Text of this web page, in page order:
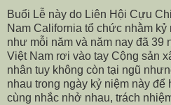
Buổi Lễ này do Liên Hội Cựu
Nam California tổ chức nhằm
như mỗi năm và năm nay đã 39
Việt Nam rơi vào tay Cộng sản
nhân tuy không còn tại ngũ
nhau trong ngày kỷ niệm này để
cùng nhắc nhở nhau, trách